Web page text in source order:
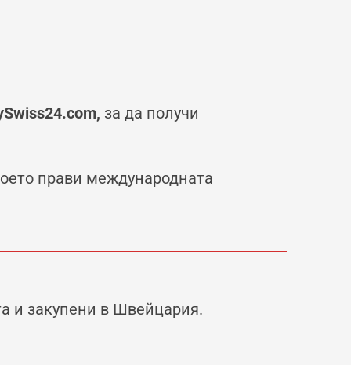
за да получи
прави международната
и закупени в Швейцария.